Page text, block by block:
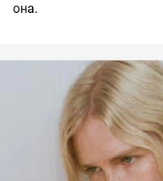
она.